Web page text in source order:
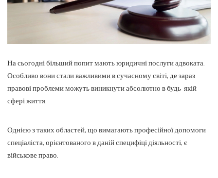
На сьогодні більший попит мають юридичні послуги адвоката.
Особливо вони стали важливими в сучасному світі, де зараз
правові проблеми можуть виникнути абсолютно в будь-якій
сфері життя.
Однією з таких областей, що вимагають професійної допомоги
спеціаліста, орієнтованого в даній специфіці діяльності, є
військове право.